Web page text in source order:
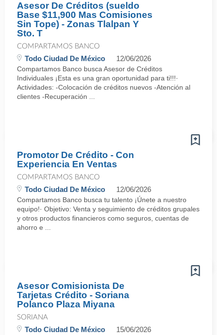
Asesor De Créditos (sueldo
Base $11,900 Mas Comisiones
Sin Tope) - Zonas Tlalpan Y
Sto. T
COMPARTAMOS BANCO
Todo Ciudad De México 12/06/2026
Compartamos Banco busca Asesor de Créditos
Individuales ¡Esta es una gran oportunidad para ti!!!·
Actividades: -Colocación de créditos nuevos -Atención al
clientes -Recuperación ...
Promotor De Crédito - Con
Experiencia En Ventas
COMPARTAMOS BANCO
Todo Ciudad De México 12/06/2026
Compartamos Banco busca tu talento ¡Únete a nuestro
equipo!· Objetivo: Venta y seguimiento de créditos grupales
y otros productos financieros como seguros, cuentas de
ahorro e ...
Asesor Comisionista De
Tarjetas Crédito - Soriana
Polanco Plaza Miyana
SORIANA
Todo Ciudad De México 15/06/2026